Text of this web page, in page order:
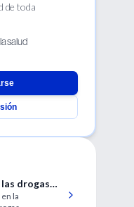
de toda
salud
drogas
en
la